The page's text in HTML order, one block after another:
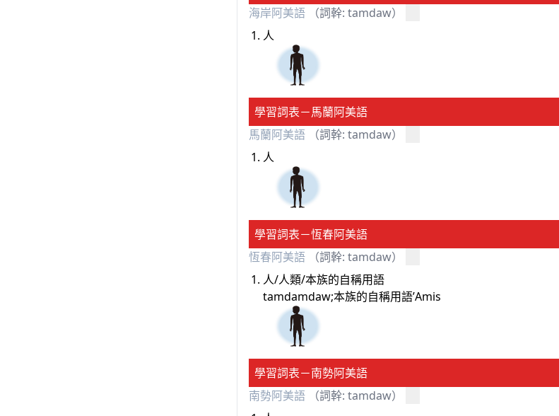
海岸阿美語
（詞幹: tamdaw）
人
學習詞表－馬蘭阿美語
馬蘭阿美語
（詞幹: tamdaw）
人
學習詞表－恆春阿美語
恆春阿美語
（詞幹: tamdaw）
人/人類/本族的自稱用語
tamdamdaw;本族的自稱用語’Amis
學習詞表－南勢阿美語
南勢阿美語
（詞幹: tamdaw）